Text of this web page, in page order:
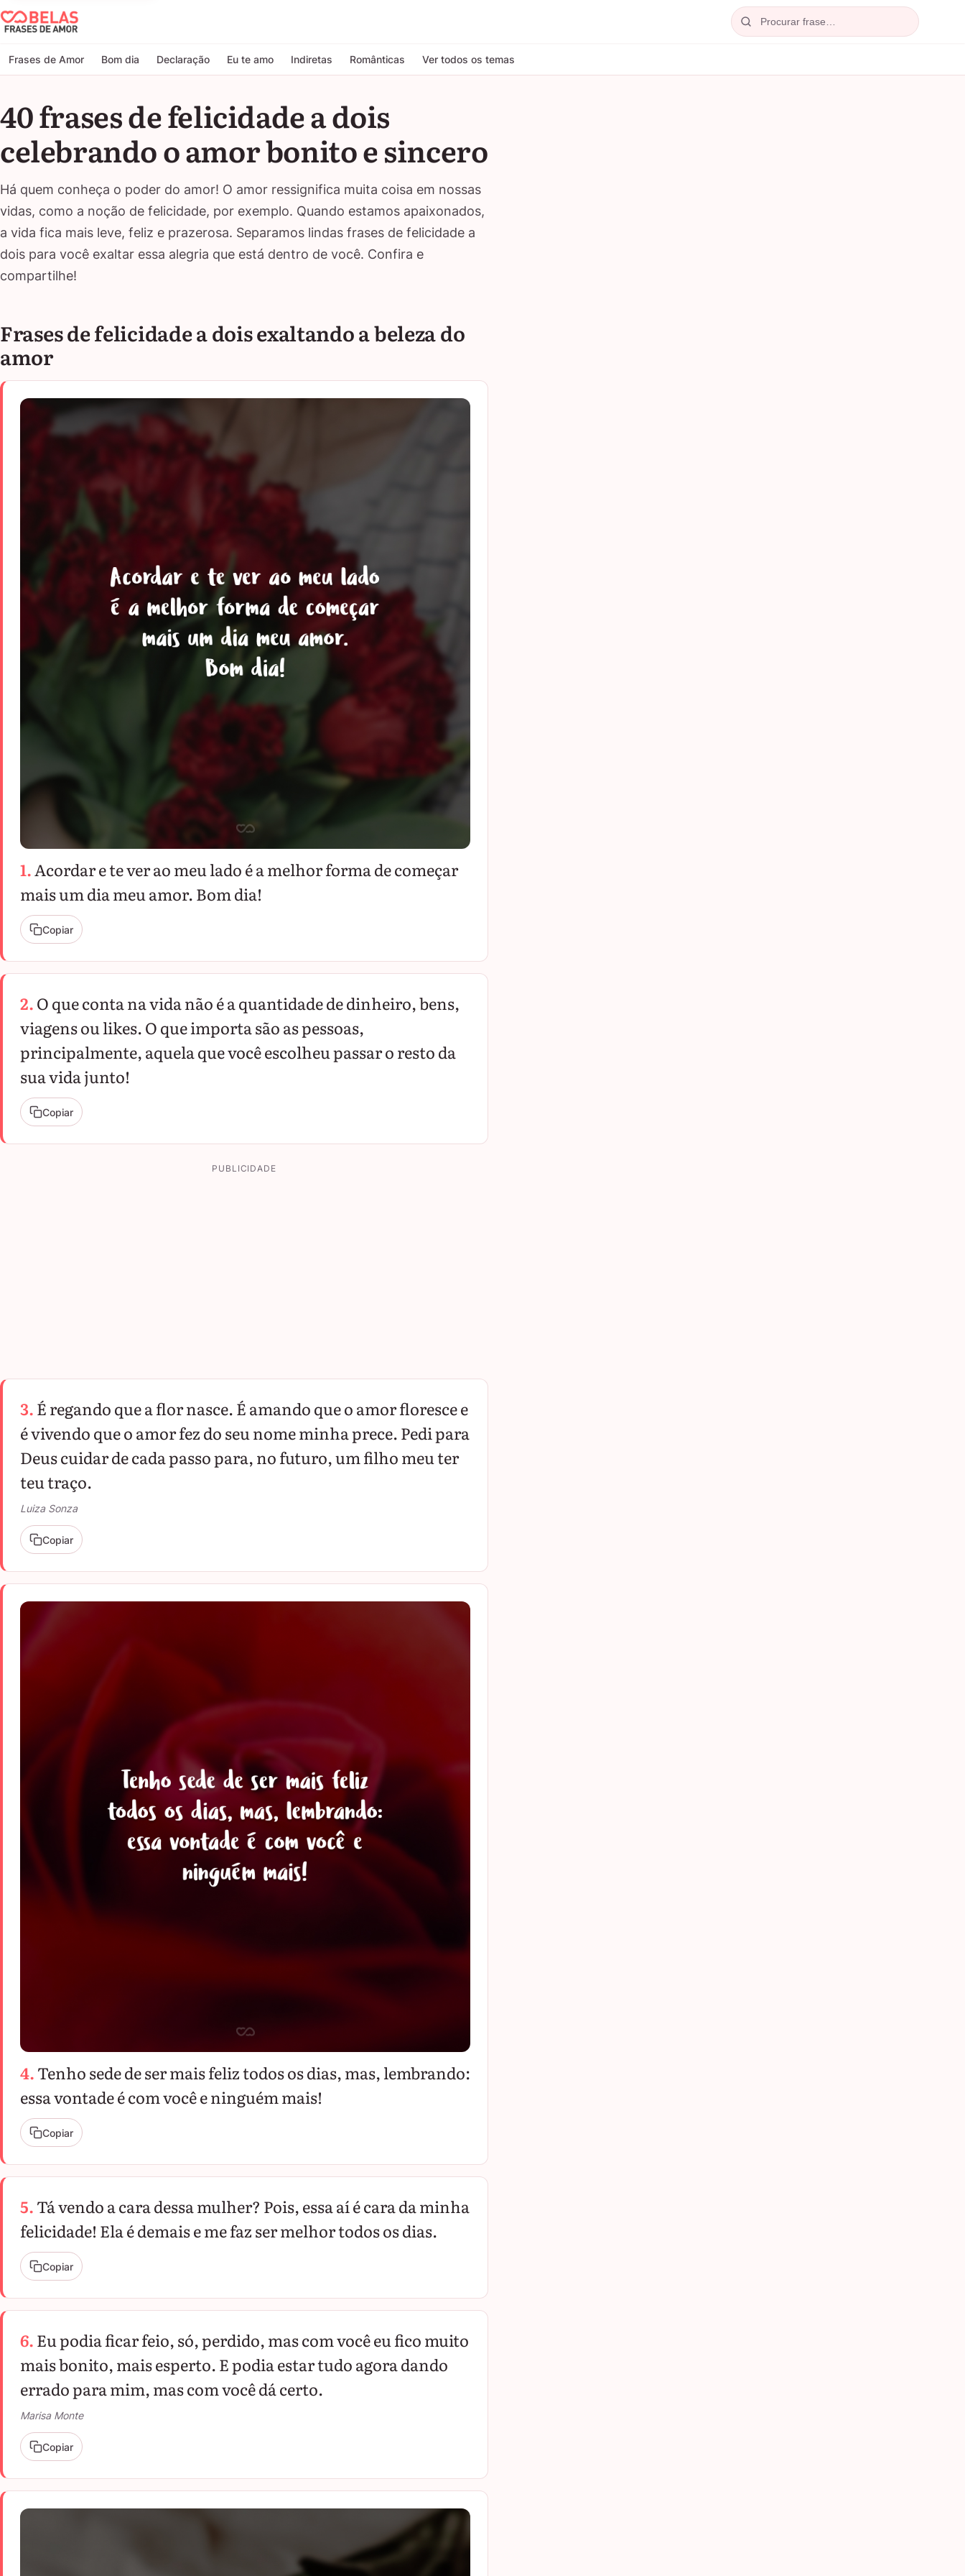
Belas Frases de Amor
Frases de Amor Bom dia Declaração Eu te amo Indiretas Românticas Ver todos os temas
40 frases de felicidade a dois
celebrando o amor bonito e sincero
Há quem conheça o poder do amor! O amor ressignifica muita coisa em nossas
vidas, como a noção de felicidade, por exemplo. Quando estamos apaixonados,
a vida fica mais leve, feliz e prazerosa. Separamos lindas frases de felicidade a
dois para você exaltar essa alegria que está dentro de você. Confira e
compartilhe!
Frases de felicidade a dois exaltando a beleza do
amor
1.Acordar e te ver ao meu lado é a melhor forma de começar
mais um dia meu amor. Bom dia!
Copiar
2.O que conta na vida não é a quantidade de dinheiro, bens,
viagens ou likes. O que importa são as pessoas,
principalmente, aquela que você escolheu passar o resto da
sua vida junto!
Copiar
PUBLICIDADE
3.É regando que a flor nasce. É amando que o amor floresce e
é vivendo que o amor fez do seu nome minha prece. Pedi para
Deus cuidar de cada passo para, no futuro, um filho meu ter
teu traço.
Luiza Sonza
Copiar
4.Tenho sede de ser mais feliz todos os dias, mas, lembrando:
essa vontade é com você e ninguém mais!
Copiar
5.Tá vendo a cara dessa mulher? Pois, essa aí é cara da minha
felicidade! Ela é demais e me faz ser melhor todos os dias.
Copiar
6.Eu podia ficar feio, só, perdido, mas com você eu fico muito
mais bonito, mais esperto. E podia estar tudo agora dando
errado para mim, mas com você dá certo.
Marisa Monte
Copiar